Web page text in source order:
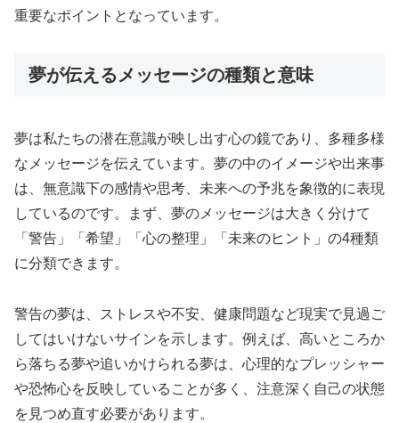
重要なポイントとなっています。
夢が伝えるメッセージの種類と意味
夢は私たちの潜在意識が映し出す心の鏡であり、多種多様
なメッセージを伝えています。夢の中のイメージや出来事
は、無意識下の感情や思考、未来への予兆を象徴的に表現
しているのです。まず、夢のメッセージは大きく分けて
「警告」「希望」「心の整理」「未来のヒント」の4種類
に分類できます。
警告の夢は、ストレスや不安、健康問題など現実で見過ご
してはいけないサインを示します。例えば、高いところか
ら落ちる夢や追いかけられる夢は、心理的なプレッシャー
や恐怖心を反映していることが多く、注意深く自己の状態
を見つめ直す必要があります。